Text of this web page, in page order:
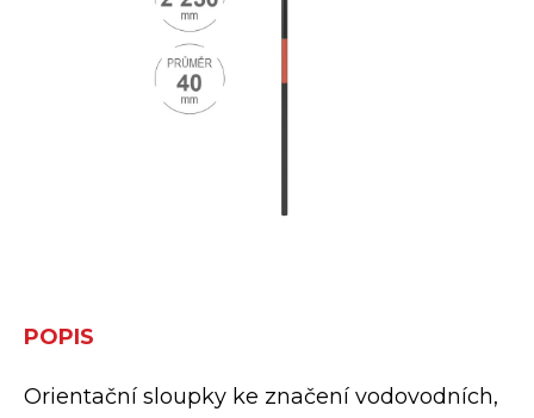
POPIS
Orientační sloupky ke značení vodovodních,